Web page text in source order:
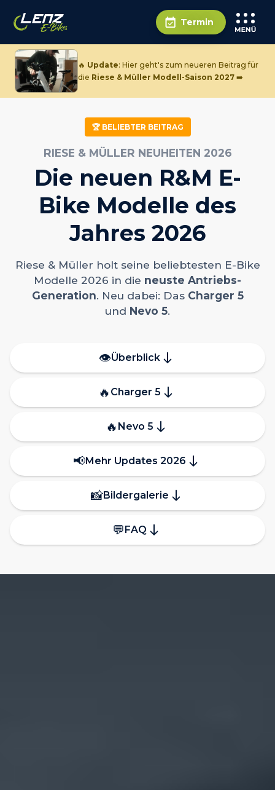
Termin
🔥 Update: Hier geht's zum neueren Beitrag für
die Riese & Müller Modell-Saison 2027 ➡️
🏆 BELIEBTER BEITRAG
RIESE & MÜLLER NEUHEITEN 2026
Die neuen R&M E-
Bike Modelle des
Jahres 2026
Riese & Müller holt seine beliebtesten E-Bike
Modelle 2026 in die neuste Antriebs-
Generation. Neu dabei: Das Charger 5
und Nevo 5.
👁️Überblick
🔥 Charger 5
🔥 Nevo 5
📢Mehr Updates 2026
📸Bildergalerie
💬FAQ